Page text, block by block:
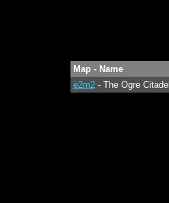
Map - Name
e2m2- The Ogre Citadel